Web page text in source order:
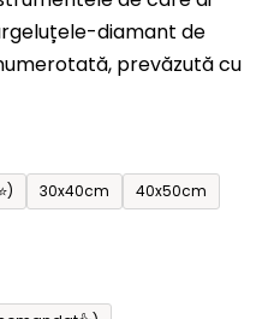
diamant de
prevăzută cu
30x40cm
40x50cm